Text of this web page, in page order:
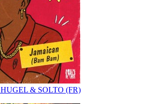
HUGEL & SOLTO (FR)